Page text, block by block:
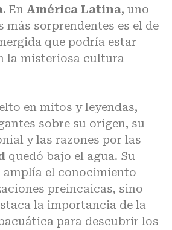
. En América Latina, uno
más sorprendentes es el de
que podría estar
la misteriosa cultura
en mitos y leyendas,
sobre su origen, su
y las razones por las
quedó bajo el agua. Su
amplía el conocimiento
preincaicas, sino
la importancia de la
para descubrir los